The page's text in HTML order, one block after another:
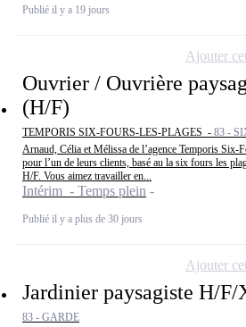
Publié il y a 19 jours
Ouvrier / Ouvrière
(H/F)
TEMPORIS SIX-FOURS-LES-PLAGES - 83 -
Arnaud, Célia et Mélissa de l’agence Temporis Six-
pour l’un de leurs clients, basé au la six fours les
H/F. Vous aimez travailler en...
Intérim - Temps plein
Publié il y a plus de 30 jours
Ajouter
Jardinier paysagiste H/F/
83 - GARDE
Ajouter